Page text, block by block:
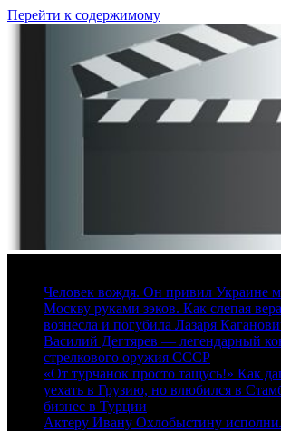
Перейти к содержимому
Человек вождя. Он привил Украине
Москву руками зэков. Как слепая
вознесла и погубила Лазаря
Василий Дегтярев — легендарный
стрелкового оружия СССР
«От турчанок просто тащусь!» Как
уехать в Грузию, но влюбился в
бизнес в Турции
Актеру Ивану Охлобыстину